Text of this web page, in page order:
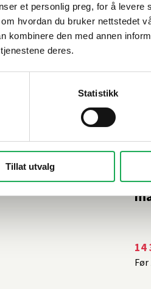
et personlig preg, for å levere
hvordan du bruker nettstedet
kombinere den med annen
deres.
Statistikk
Tillat utvalg
80x90, Sort
14
Før